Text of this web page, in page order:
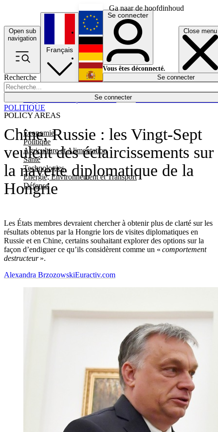
Ga naar de hoofdinhoud
Open sub
navigation
Close menu
Recherche
Se connecter
POLICY AREAS
Economie
Politique
Agriculture et Alimentation
Santé
Technologies
Energie, Environnement et Transport
Défense
Économie
Français
English
Deutsch
Español
Se connecter
Vous êtes déconnecté.
Se connecter
Chine, Russie : les Vingt-Sept
veulent des éclaircissements sur
la navette diplomatique de la
Hongrie
Les États membres devraient chercher à obtenir plus de clarté sur les
résultats obtenus par la Hongrie lors de visites diplomatiques en
Russie et en Chine, certains souhaitant explorer des options sur la
façon d’endiguer ce qu’ils considèrent comme un « comportement
destructeur».
POLITIQUE
Alexandra BrzozowskiEuractiv.com